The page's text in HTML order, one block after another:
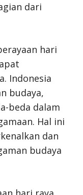
dari
hari
Indonesia
budaya,
beda dalam
Hal ini
dan
budaya